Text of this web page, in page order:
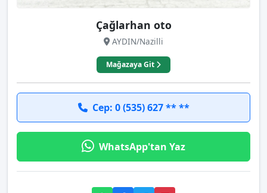
Çağlarhan oto
AYDIN/Nazilli
Mağazaya Git
Cep: 0 (535) 627 ** **
WhatsApp'tan Yaz